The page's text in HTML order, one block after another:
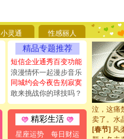
小灵通 性感丽人
精品专题推荐
短信企业通秀百变功能
浪漫情怀一起漫步音乐
同城约会今夜告别寂寞
敢来挑战你的球技吗？
精彩生活
星座运势
每日财运
如意,快
[元旦]看
断电。爱
你是我专
[元旦]如
起；二是
离。水晶
[元旦]当
泣，这痛
卖了。水
[春节] 风
颜！冬去